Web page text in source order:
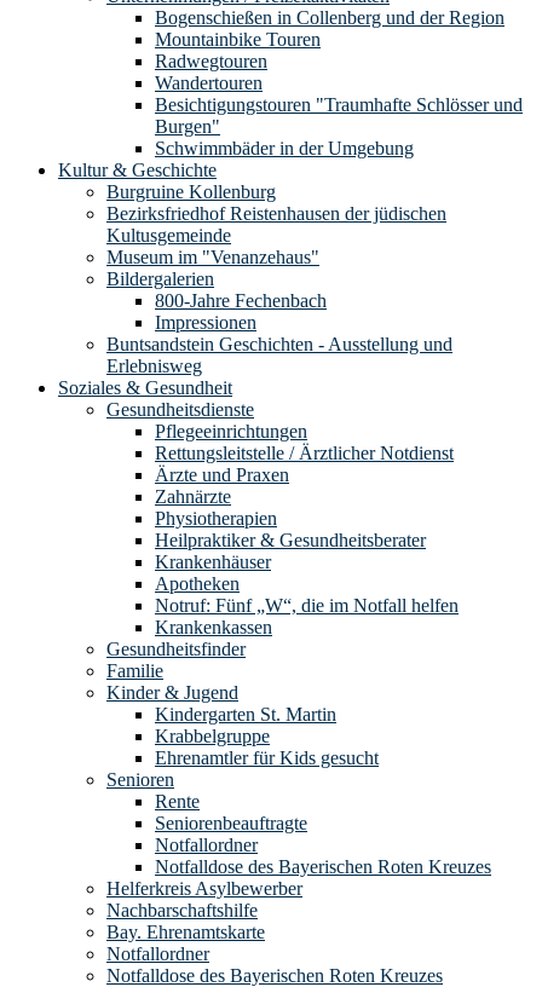
Bogenschießen in Collenberg und der Region
Mountainbike Touren
Radwegtouren
Wandertouren
Besichtigungstouren "Traumhafte Schlösser und
Burgen"
Schwimmbäder in der Umgebung
Kultur & Geschichte
Burgruine Kollenburg
Bezirksfriedhof Reistenhausen der jüdischen
Kultusgemeinde
Museum im "Venanzehaus"
Bildergalerien
800-Jahre Fechenbach
Impressionen
Buntsandstein Geschichten - Ausstellung und
Erlebnisweg
Soziales & Gesundheit
Gesundheitsdienste
Pflegeeinrichtungen
Rettungsleitstelle / Ärztlicher Notdienst
Ärzte und Praxen
Zahnärzte
Physiotherapien
Heilpraktiker & Gesundheitsberater
Krankenhäuser
Apotheken
Notruf: Fünf „W“, die im Notfall helfen
Krankenkassen
Gesundheitsfinder
Familie
Kinder & Jugend
Kindergarten St. Martin
Krabbelgruppe
Ehrenamtler für Kids gesucht
Senioren
Rente
Seniorenbeauftragte
Notfallordner
Notfalldose des Bayerischen Roten Kreuzes
Helferkreis Asylbewerber
Nachbarschaftshilfe
Bay. Ehrenamtskarte
Notfallordner
Notfalldose des Bayerischen Roten Kreuzes